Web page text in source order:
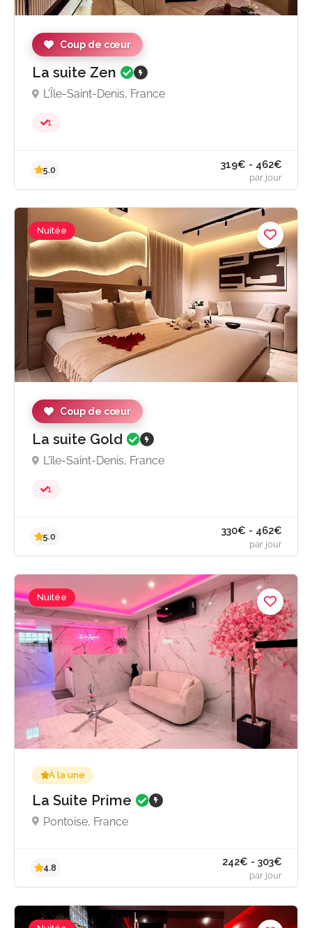
Coup de cœur
La suite Zen
L'Île-Saint-Denis, France
1
5.0
319€ -
par
Nuitée
Coup de cœur
La suite Gold
L'île-Saint-Denis, France
1
5.0
Nuitée
À la une
La Suite Prime
Pontoise, France